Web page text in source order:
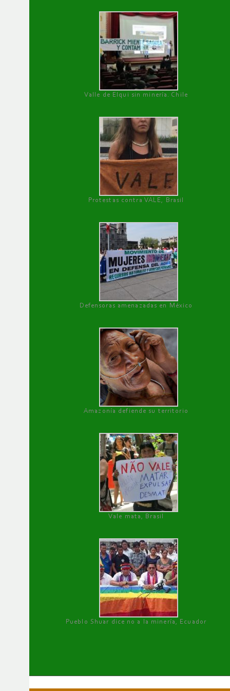
Valle de Elqui sin minería. Chile
Protestas contra VALE, Brasil
Defensoras amenazadas en México
Amazonía defiende su territorio
Vale mata, Brasil
Pueblo Shuar dice no a la minería, Ecuador